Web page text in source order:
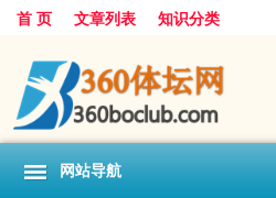
首 页 文章列表 知识分类
网站导航